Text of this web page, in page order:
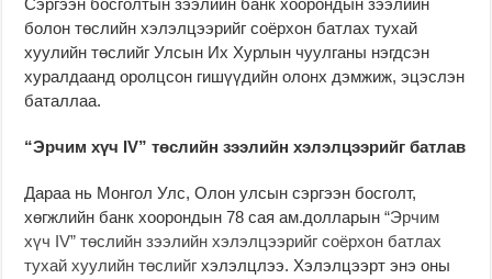
Сэргээн босголтын зээлийн банк хоорондын зээлийн
болон төслийн хэлэлцээрийг соёрхон батлах тухай
хуулийн төслийг Улсын Их Хурлын чуулганы нэгдсэн
хуралдаанд оролцсон гишүүдийн олонх дэмжиж, эцэслэн
баталлаа.
“Эрчим хүч IV” төслийн зээлийн хэлэлцээрийг батлав
Дараа нь Монгол Улс, Олон улсын сэргээн босголт,
хөгжлийн банк хоорондын 78 сая ам.долларын“Эрчим
хүч IV” төслийн зээлийн хэлэлцээрийгсоёрхон батлах
тухай хуулийн төслийг хэлэлцлээ. Хэлэлцээрт энэ оны